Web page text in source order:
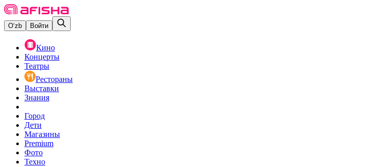
O‘zb Войти
Кино
Концерты
Театры
Рестораны
Выставки
Знания
Город
Дети
Магазины
Premium
Фото
Техно